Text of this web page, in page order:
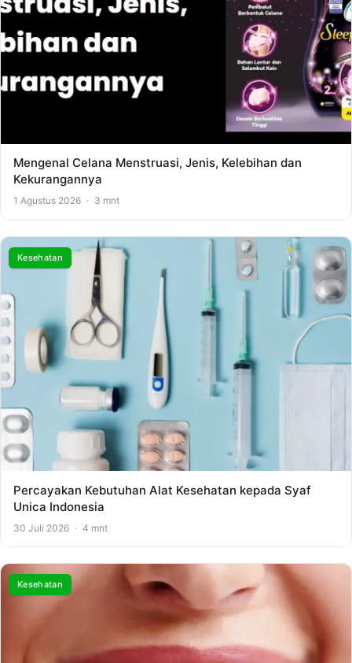
Mengenal Celana Menstruasi, Jenis, Kelebihan dan
Kekurangannya
1 Agustus 2026 · 3 mnt
Kesehatan
Percayakan Kebutuhan Alat Kesehatan kepada Syaf
Unica Indonesia
30 Juli 2026 · 4 mnt
Kesehatan